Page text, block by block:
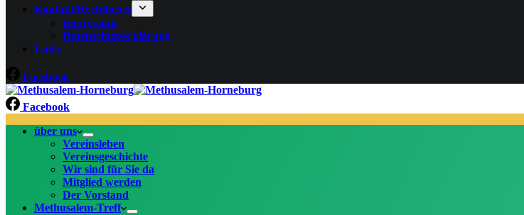
Kontakt/Rechtliches
Impressum
Datenschutzerklärung
Links
Facebook
Facebook
über uns
Vereinsleben
Vereinsgeschichte
Wir sind für Sie da
Mitglied werden
Der Vorstand
Methusalem-Treff